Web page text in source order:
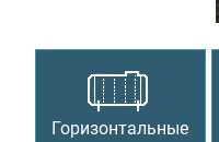
Горизонтальные